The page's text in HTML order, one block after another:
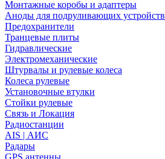
Монтажные коробы и адаптеры
Аноды для подруливающих устройств
Предохранители
Транцевые плиты
Гидравлические
Электромеханические
Штурвалы и рулевые колеса
Колеса рулевые
Установочные втулки
Стойки рулевые
Связь и Локация
Радиостанции
AIS | АИС
Радары
GPS антенны